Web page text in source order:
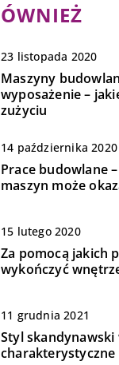
23 listopada 2020
Maszyny
wyposażenie –
zużyciu
14 października 2020
Prace budowlane
maszyn może
15 lutego 2020
Za pomocą jakich
wykończyć
11 grudnia 2021
Styl skandynawski
charakterystyczne